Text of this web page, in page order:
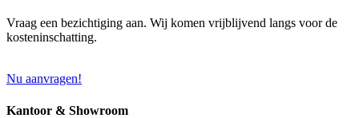
Vraag een bezichtiging aan. Wij komen vrijblijvend langs voor de
kosteninschatting.
Nu aanvragen!
Kantoor & Showroom